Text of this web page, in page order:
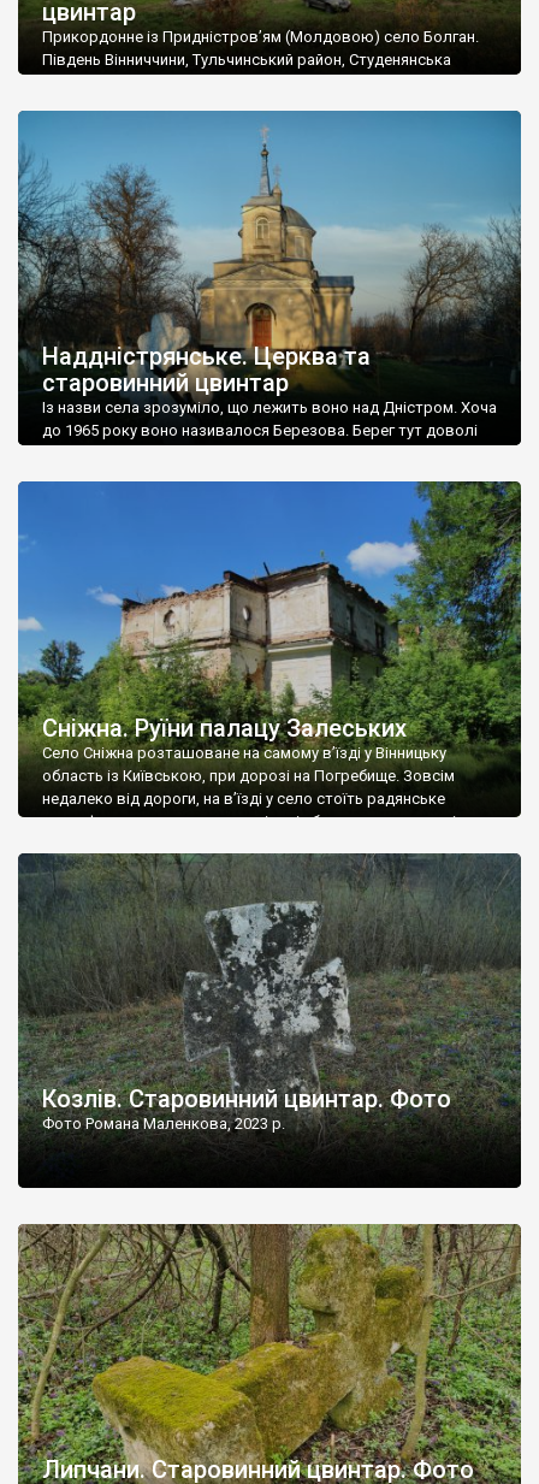
цвинтар
Прикордонне із Придністров’ям (Молдовою) село Болган.
Південь Вінниччини, Тульчинський район, Студенянська
старовинний цвинтар із кам’яними хрестами. Всі епітафії, які
збереглися, написані кирилицею, церковнослов’янською
мовою. За всіма традиційними ознаками – цвинтар
український. Хрести датуються 19 століттям. У 1924-1940
роках Болган […]
Наддністрянське. Церква та
старовинний цвинтар
Із назви села зрозуміло, що лежить воно над Дністром. Хоча
до 1965 року воно називалося Березова. Берег тут доволі
Наддністрянське відрізняється від більшості навколишніх
сіл. У селі є мурована Михайлівська церква. Точної дати […]
Сніжна. Руїни палацу Залеських
Село Сніжна розташоване на самому в’їзді у Вінницьку
область із Київською, при дорозі на Погребище. Зовсім
недалеко від дороги, на в’їзді у село стоїть радянське
рельєфне пано, яке показує жінку і яблуню, а трохи далі, десь
не видно, але видно дві стареньких колії у траві – […]
Козлів. Старовинний цвинтар. Фото
Фото Романа Маленкова, 2023 р.
Липчани. Старовинний цвинтар. Фото